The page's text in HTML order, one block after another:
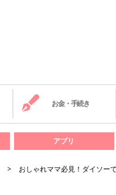
お金・手続き
アプリ
おしゃれママ必見！ダイソー